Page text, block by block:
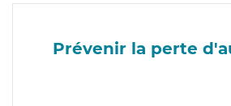
Prévenir la perte